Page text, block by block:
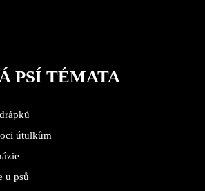
PSÍ TÉMATA
útulkům
u psů